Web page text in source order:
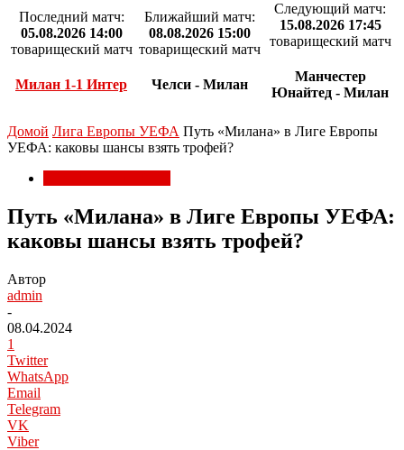
Последний матч:
05.08.2026 14:00
товарищеский матч
Милан 1-1 Интер
Ближайший матч:
08.08.2026 15:00
товарищеский матч
Челси - Милан
Следующий матч:
15.08.2026 17:45
товарищеский матч
Манчестер
Юнайтед - Милан
Домой Лига Европы УЕФА Путь «Милана» в Лиге Европы
УЕФА: каковы шансы взять трофей?
Путь «Милана» в Лиге Европы УЕФА:
каковы шансы взять трофей?
Автор
admin
-
08.04.2024
1
Twitter
WhatsApp
Email
Telegram
VK
Viber